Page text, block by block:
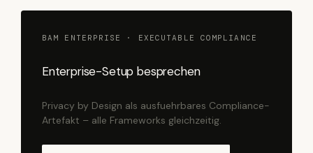
BAM ENTERPRISE · EXECUTABLE COMPLIANCE
Enterprise-Setup besprechen
Privacy by Design als ausfuehrbares Compliance-
Artefakt – alle Frameworks gleichzeitig.